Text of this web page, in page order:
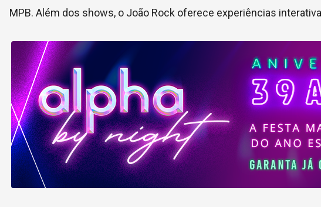
MPB. Além dos shows, o João Rock oferece experiências